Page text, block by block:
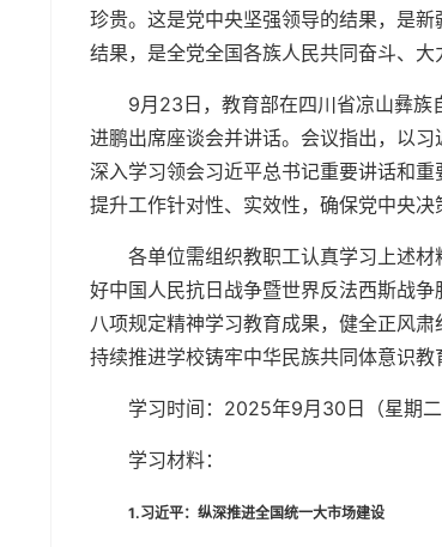
珍贵。这是党中央坚强领导的结果，是
结果，是全党全国各族人民共同奋斗、大
9月23日，教育部在四川省凉山彝族
进鹏出席座谈会并讲话。会议指出，以
深入学习领会习近平总书记重要讲话和
提升工作针对性、实效性，确保党中央决
各单位需组织教职工认真学习上述
好中国人民抗日战争暨世界反法西斯战
八项规定精神学习教育成果，健全正风
持续推进学校铸牢中华民族共同体意识
学习时间：2025年9月30日（星期
学习材料：
1.习近平：纵深推进全国统一大市场建设